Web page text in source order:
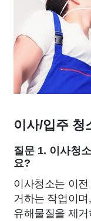
이사/입주 청
질문 1. 이사청
요?
이사청소는 이
거하는 작업이
유해물질을 제